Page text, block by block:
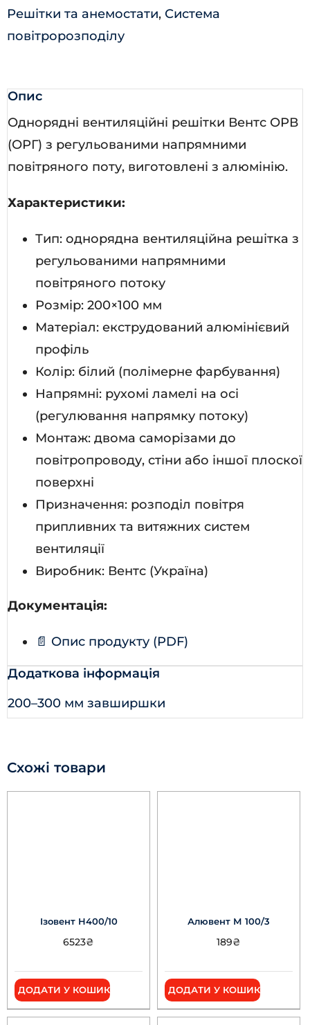
Решітки та анемостати, Система
повітророзподілу
Опис
Однорядні вентиляційні решітки Вентс ОРВ
(ОРГ) з регульованими напрямними
повітряного поту, виготовлені з алюмінію.
Характеристики:
Тип: однорядна вентиляційна решітка з
регульованими напрямними
повітряного потоку
Розмір: 200×100 мм
Матеріал: екструдований алюмінієвий
профіль
Колір: білий (полімерне фарбування)
Напрямні: рухомі ламелі на осі
(регулювання напрямку потоку)
Монтаж: двома саморізами до
повітропроводу, стіни або іншої плоскої
поверхні
Призначення: розподіл повітря
припливних та витяжних систем
вентиляції
Виробник: Вентс (Україна)
Документація:
📄 Опис продукту (PDF)
Додаткова інформація
200–300 мм завширшки
Схожі товари
Ізовент Н400/10
6523₴
ДОДАТИ У КОШИК
Алювент М 100/3
189₴
ДОДАТИ У КОШИК